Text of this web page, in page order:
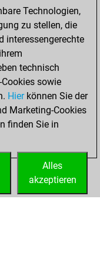
Technologien,
zu stellen, die
interessengerechte
technisch
sowie
Hierkönnen Sie der
Marketing-Cookies
finden Sie in
Alles
akzeptieren